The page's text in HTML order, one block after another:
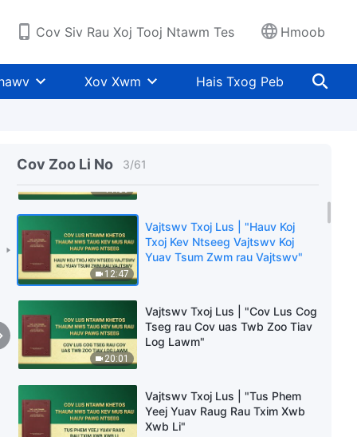
Cov Siv Rau Xoj Tooj Ntawm Tes Hmoob
Xov Xwm Hais Txog Peb
Cov Zoo Li No 3/61
Xam Pom Uas Cov Neeg Ntseeg
Yuav Tau Tuav Tseg"
11:39
Tau Vajtswv"
12:47
Vajtswv Txoj Lus | "Hauv Koj
Txoj Kev Ntseeg Vajtswv Koj
Yuav Tsum Zwm rau Vajtswv"
20:01
Vajtswv Txoj Lus | "Cov Lus Cog
Tseg rau Cov uas Twb Zoo Tiav
Log Lawm"
Vajtswv Txoj Lus | "Tus Phem
Yeej Yuav Raug Rau Txim Xwb
Xwb Li"